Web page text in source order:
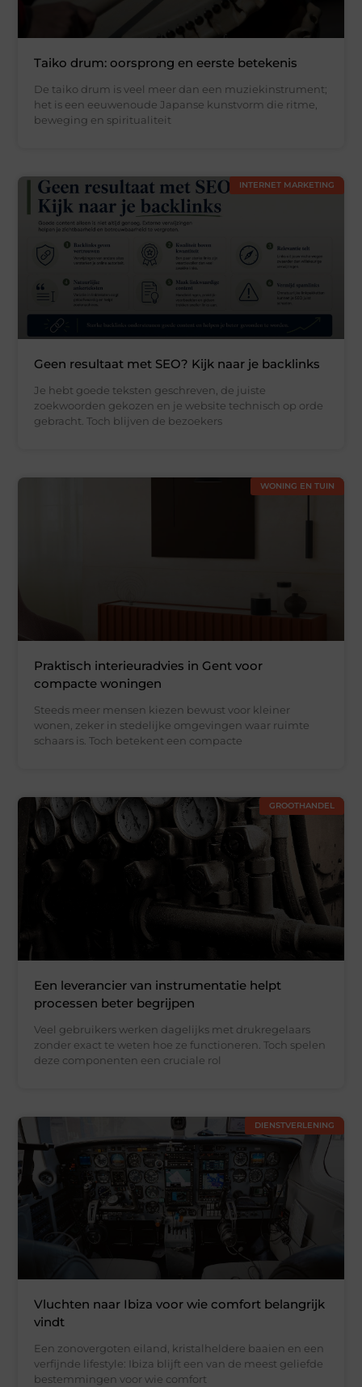
Taiko drum: oorsprong en eerste betekenis
De taiko drum is veel meer dan een muziekinstrument;
het is een eeuwenoude Japanse kunstvorm die ritme,
beweging en spiritualiteit
INTERNET MARKETING
Geen resultaat met SEO? Kijk naar je backlinks
Je hebt goede teksten geschreven, de juiste
zoekwoorden gekozen en je website technisch op orde
gebracht. Toch blijven de bezoekers
WONING EN TUIN
Praktisch interieuradvies in Gent voor
compacte woningen
Steeds meer mensen kiezen bewust voor kleiner
wonen, zeker in stedelijke omgevingen waar ruimte
schaars is. Toch betekent een compacte
GROOTHANDEL
Een leverancier van instrumentatie helpt
processen beter begrijpen
Veel gebruikers werken dagelijks met drukregelaars
zonder exact te weten hoe ze functioneren. Toch spelen
deze componenten een cruciale rol
DIENSTVERLENING
Vluchten naar Ibiza voor wie comfort belangrijk
vindt
Een zonovergoten eiland, kristalheldere baaien en een
verfijnde lifestyle: Ibiza blijft een van de meest geliefde
bestemmingen voor wie comfort